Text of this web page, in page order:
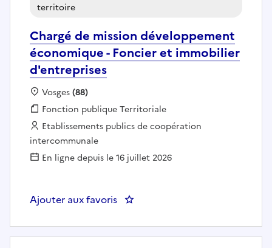
Chargé de mission développement
économique - Foncier et immobilier
d'entreprises
territoire
Localisation :
Vosges(88)
Fonction publique :
Fonction publique Territoriale
Employeur :
Etablissements publics de coopération
intercommunale
En ligne depuis le 16 juillet 2026
Ajouter aux favoris : Chargé de mission